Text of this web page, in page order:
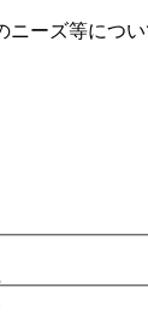
ーズ等につ